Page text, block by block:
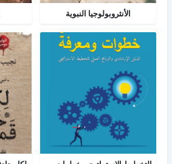
الأنثروبولوجيا النبوية